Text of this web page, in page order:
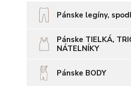
Pánske legíny,
Pánske TIELKÁ,
NÁTELNÍKY
Pánske BODY